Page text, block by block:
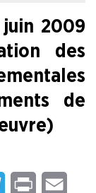
juin 2009
des
de
Telegram
Print